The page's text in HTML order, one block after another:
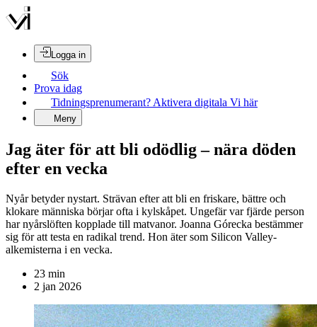
Logga in
Sök
Prova idag
Tidningsprenumerant? Aktivera digitala Vi här
Meny
Jag äter för att bli odödlig – nära döden
efter en vecka
Nyår betyder nystart. Strävan efter att bli en friskare, bättre och
klokare människa börjar ofta i kylskåpet. Ungefär var fjärde person
har nyårslöften kopplade till matvanor. Joanna Górecka bestämmer
sig för att testa en radikal trend. Hon äter som Silicon Valley-
alkemisterna i en vecka.
23 min
2 jan 2026